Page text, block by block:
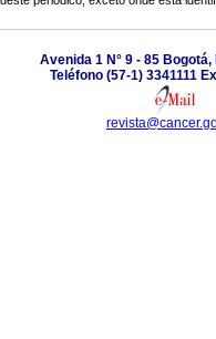
Avenida 1 N° 9 - 85 Bogotá,
Teléfono (57-1) 3341111